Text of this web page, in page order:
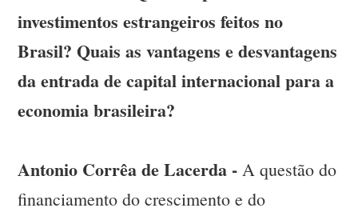
investimentos estrangeiros feitos no
Brasil? Quais as vantagens e desvantagens
da entrada de capital internacional para a
economia brasileira?
Antonio Corrêa de Lacerda - A questão do
financiamento do crescimento e do